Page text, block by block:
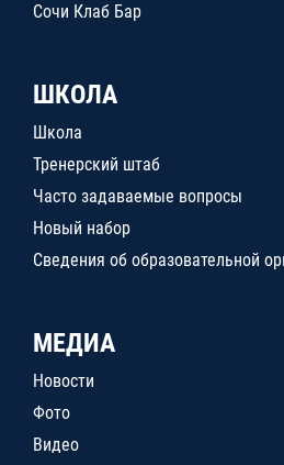
Сочи Клаб Бар
ШКОЛА
Школа
Тренерский штаб
Часто задаваемые вопросы
Новый набор
Сведения об образовательной
МЕДИА
Новости
Фото
Видео